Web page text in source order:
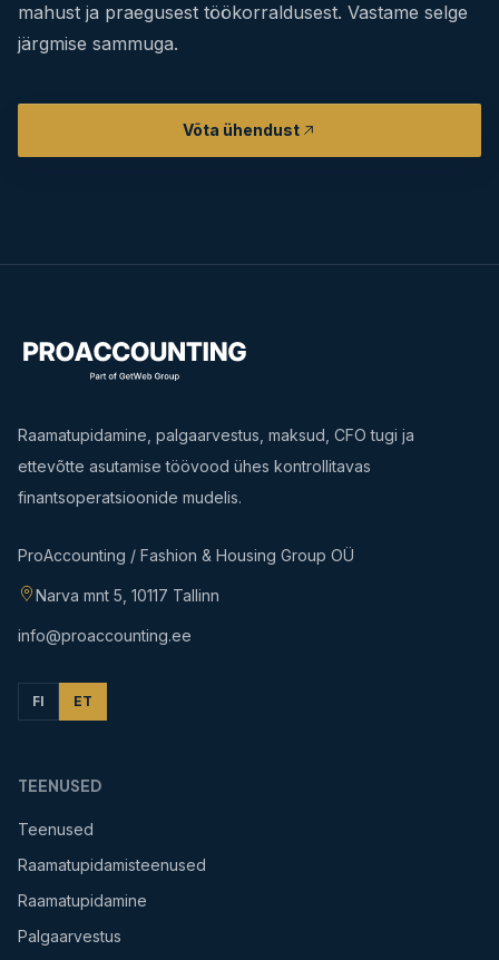
mahust ja praegusest töökorraldusest. Vastame selge
järgmise sammuga.
Võta ühendust
Raamatupidamine, palgaarvestus, maksud, CFO tugi ja
ettevõtte asutamise töövood ühes kontrollitavas
finantsoperatsioonide mudelis.
ProAccounting / Fashion & Housing Group OÜ
Narva mnt 5, 10117 Tallinn
info@proaccounting.ee
FI ET
TEENUSED
Teenused
Raamatupidamisteenused
Raamatupidamine
Palgaarvestus